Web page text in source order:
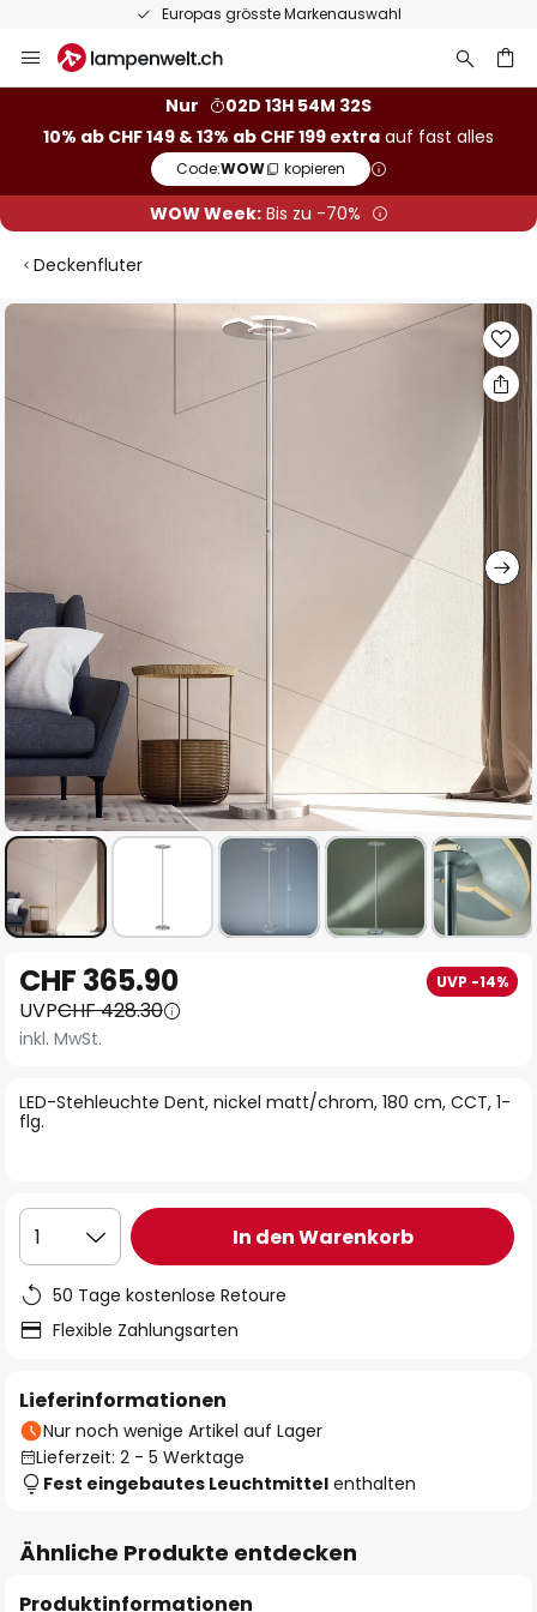
Europas grösste Markenauswahl
Inhalt
Nur
02D 13H 54M 31S
10% ab CHF 149 & 13% ab CHF 199 extra auf fast alles
Code:WOW kopieren
WOW Week:Bis zu -70%
Deckenfluter
Zum
Bildgalerie
springen
Anfang
der
Bildgalerie
LED-Stehleuchte Dent, nickel matt/chrom, 180 cm, CCT, 1-
flg.
CHF 365.90 UVP -14%
UVPCHF 428.30
inkl. MwSt.
1 In den Warenkorb
50 Tage kostenlose Retoure
Flexible Zahlungsarten
Lieferinformationen
Nur noch wenige Artikel auf Lager
Lieferzeit: 2 - 5 Werktage
Fest eingebautes Leuchtmittel enthalten
Ähnliche Produkte entdecken
Produktinformationen